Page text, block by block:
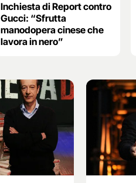
Inchiesta di Report contro
Gucci: “Sfrutta
manodopera cinese che
lavora in nero”